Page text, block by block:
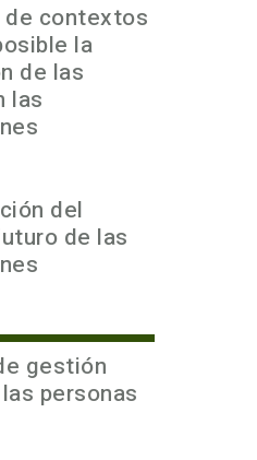
de contextos
la
de las
las
del
de las
gestión
personas